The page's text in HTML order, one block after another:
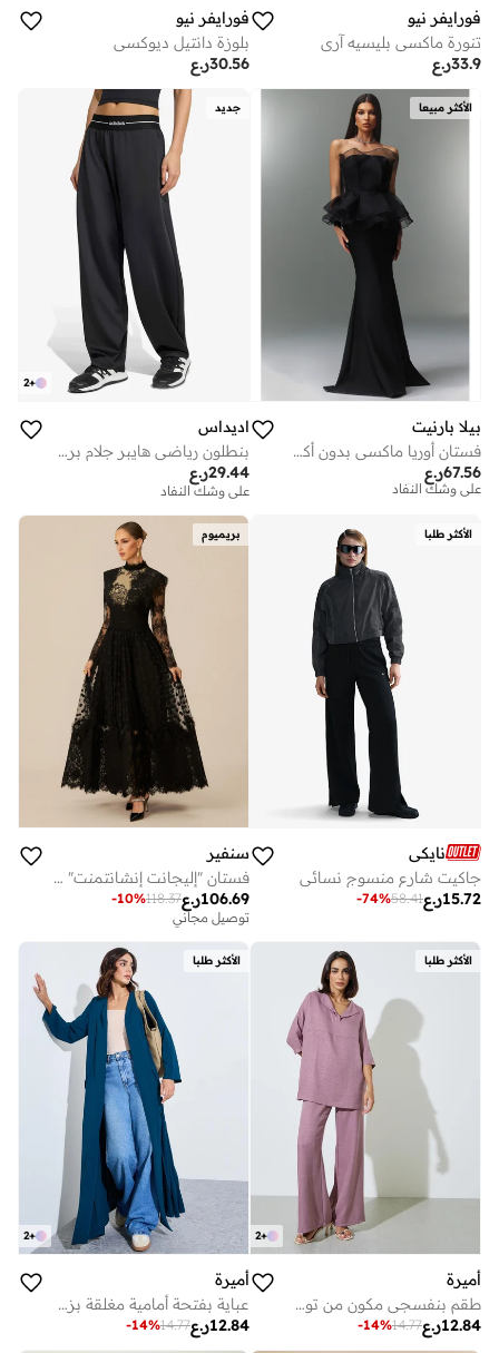
فورايفر نيو
تنورة ماكسي بليسيه آري
ر.ع33.9
فورايفر نيو
بلوزة دانتيل ديوكسي
ر.ع30.56
الأكثر مبيعا
بيلا بارنيت
فستان أوريا ماكسي بدون أكمام بتصميم ذيل السمكة
ر.ع67.56
توصيل مجاني
على وشك النفاد
توصيل مجاني
جديد
+
2
اديداس
بنطلون رياضي هايبر جلام برميل
ر.ع29.44
على وشك النفاد
الأكثر طلبا
نايكي
جاكيت شارع منسوج نسائي
ر.ع15.72
58.41
-74%
بريميوم
سنفير
فستان "إليجانت إنشانتمنت" ماكسي من الدانتيل باللون الأسود وبنقشة البولكا دوت
ر.ع106.69
118.37
-10%
توصيل مجاني
الأكثر طلبا
+
2
أميرة
طقم بنفسجي مكون من توب بقصة واسعة وبنطال واسع الساق
ر.ع12.84
14.77
-14%
الأكثر طلبا
+
2
أميرة
عباية بفتحة أمامية مغلقة بزر واحد وتفاصيل بليسيه
ر.ع12.84
14.77
-14%